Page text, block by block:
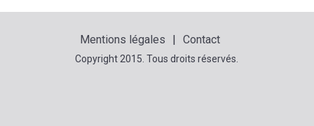
Mentions légales Contact
Copyright 2015. Tous droits réservés.